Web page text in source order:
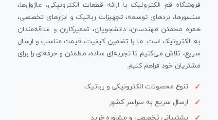
فروشگاه قم الکترونیک با ارائه قطعات الکترونیکی، ماژول‌ها،
سنسورها، بردهای توسعه، تجهیزات رباتیک و ابزارهای تخصصی،
همراه مطمئن مهندسان، دانشجویان، تعمیرکاران و علاقه‌مندان
به الکترونیک است. ما با تضمین کیفیت، قیمت مناسب و ارسال
سریع، تلاش می‌کنیم تا تجربه‌ای ساده، مطمئن و حرفه‌ای را برای
مشتریان خود فراهم کنیم.
تنوع محصولات الکترونیکی و رباتیک
ارسال سریع به سراسر کشور
پشتیبانی تخصصی و مشاوره خرید